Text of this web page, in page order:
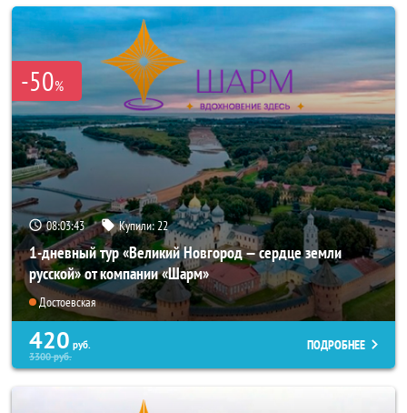
-50%
08:03:42 Купили: 22
1-дневный тур «Великий Новгород — сердце земли
русской» от компании «Шарм»
Достоевская
420 руб.
3300руб.
ПОДРОБНЕЕ